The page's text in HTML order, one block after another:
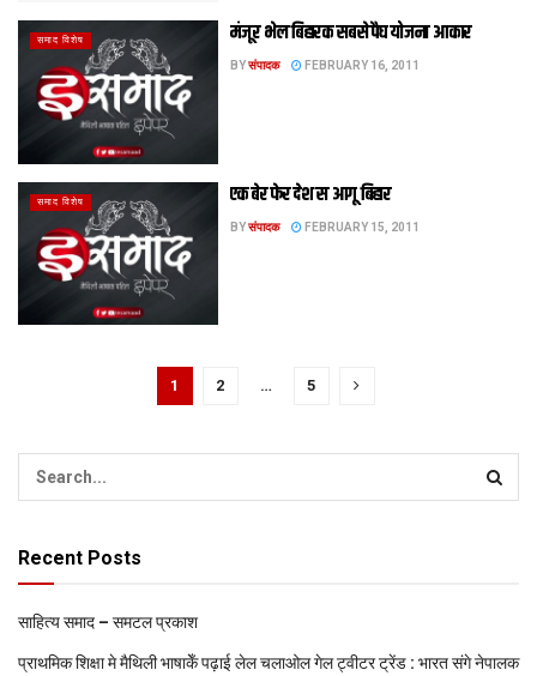
समाद विशेष मंजूर भेल बिहारक सबसे पैघ योजना आकार
BYसंपादक FEBRUARY 16, 2011
समाद विशेष एक बेर फेर देश स आगू बिहार
BYसंपादक FEBRUARY 15, 2011
1 2 … 5
Recent Posts
साहित्य समाद – समटल प्रकाश
प्राथमिक शि‍क्षा मे मैथि‍ली भाषाकेँ पढ़ाई लेल चलाओल गेल ट्वीटर ट्रेंड : भारत संगे नेपालक